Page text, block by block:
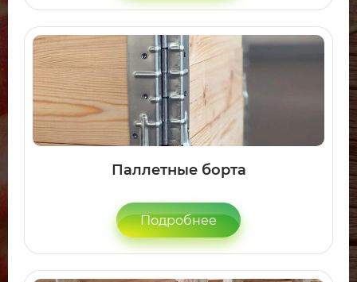
Паллетные борта
Подробнее